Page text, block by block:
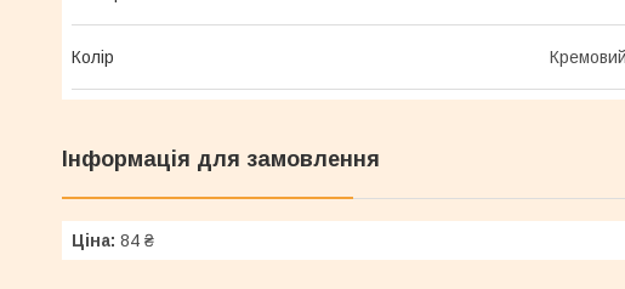
Колір
Інформація для замовлення
Ціна: 84 ₴